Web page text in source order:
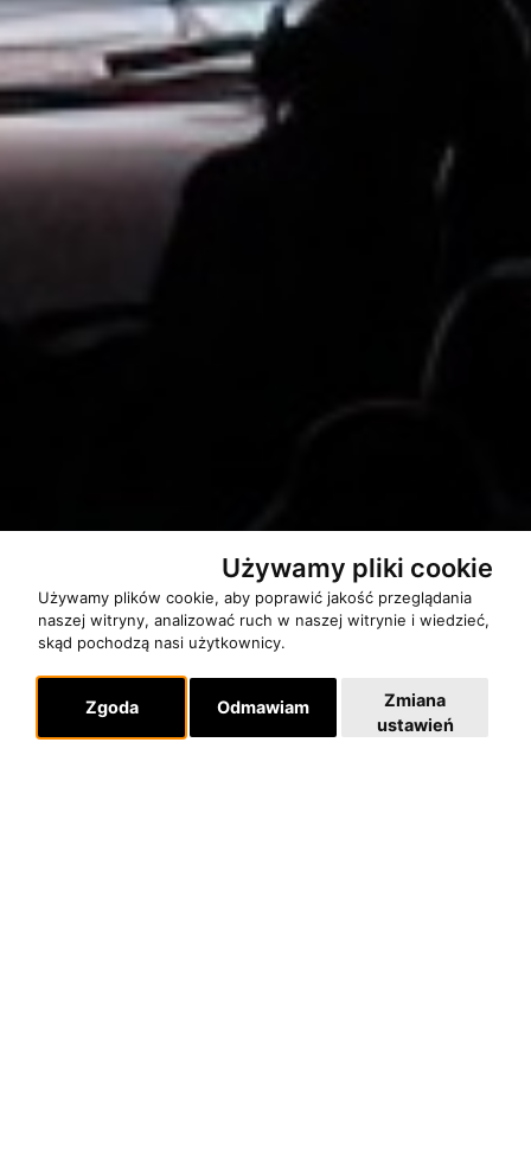
Używamy pliki cookie
Używamy plików cookie, aby poprawić jakość przeglądania
naszej witryny, analizować ruch w naszej witrynie i wiedzieć,
skąd pochodzą nasi użytkownicy.
Zgoda Odmawiam
Zmiana
ustawień